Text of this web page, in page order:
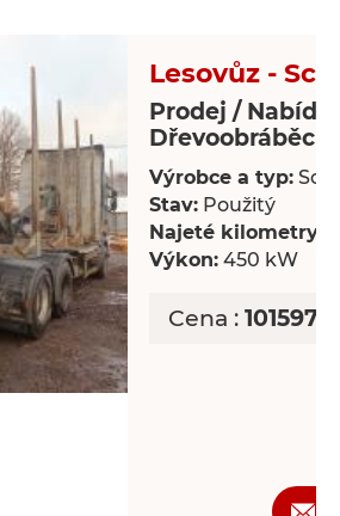
Lesovůz -
Prodej /
Dřevoobráběcí
Výrobce a typ:
Stav: Použitý
Najeté kilometry:
Výkon: 450 kW
Cena :